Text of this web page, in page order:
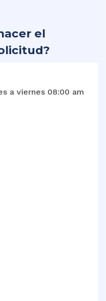
el
a viernes 08:00 am